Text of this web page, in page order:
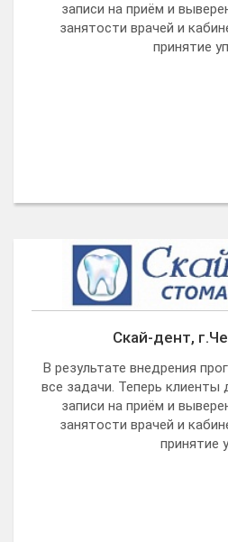
записи на приём и
занятости врачей и
принятие
Скай-дент,
В результате внедрения
все задачи. Теперь
записи на приём и
занятости врачей и
принятие